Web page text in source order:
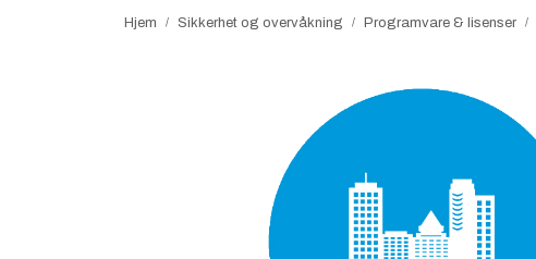
Hjem Sikkerhet og overvåkning Programvare & lisenser